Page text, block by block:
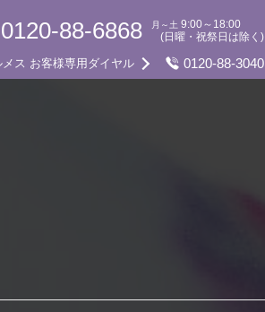
0120-88-6868 月～土9:00～18:00
(日曜・祝祭日は除く)
ス お客様専用ダイヤル 0120-88-3040